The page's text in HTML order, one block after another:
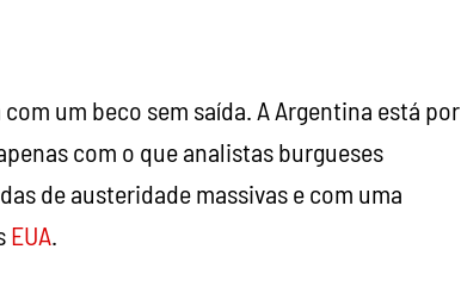
um beco sem saída. A Argentina está por
com o que analistas burgueses
de austeridade massivas e com uma
EUA.